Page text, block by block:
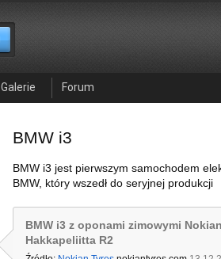
Galerie Forum
BMW i3
BMW i3 jest pierwszym samochodem
BMW, który wszedł do seryjnej produkcji
BMW i3 z oponami zimowymi Nokian
Hakkapeliitta R2